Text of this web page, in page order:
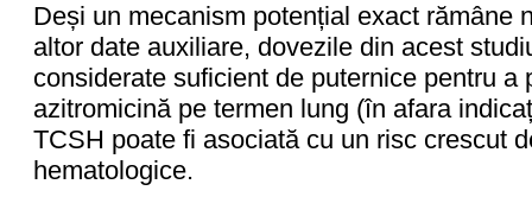
Deși un mecanism potențial exact rămâne
altor date auxiliare, dovezile din acest
considerate suficient de puternice pentru a
azitromicină pe termen lung (în afara
TCSH poate fi asociată cu un risc crescut
hematologice.